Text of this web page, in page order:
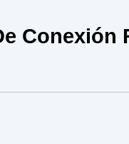
Conexión